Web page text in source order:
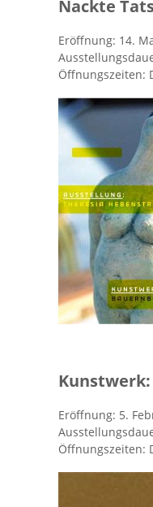
Nack­te
Er­öff­nung: 14.
Öff­nungs­zei­ten:
Kunst­werk:
Er­öff­nung: 5.
Öff­nungs­zei­ten: